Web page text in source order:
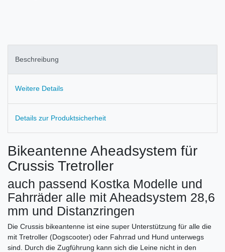
Beschreibung
Weitere Details
Details zur Produktsicherheit
Bikeantenne Aheadsystem für
Crussis Tretroller
auch passend Kostka Modelle und
Fahrräder alle mit Aheadsystem 28,6
mm und Distanzringen
Die Crussis bikeantenne ist eine super Unterstützung für alle die
mit Tretroller (Dogscooter) oder Fahrrad und Hund unterwegs
sind. Durch die Zugführung kann sich die Leine nicht in den